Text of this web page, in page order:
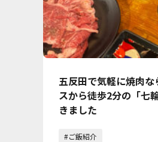
五反田で気軽に焼肉
スから徒歩2分の「七
きました
#ご飯紹介